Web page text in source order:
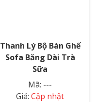
Thanh Lý Bộ Bàn Ghế
Sofa Băng Dài Trà
Sữa
Mã: ---
Giá: Cập nhật